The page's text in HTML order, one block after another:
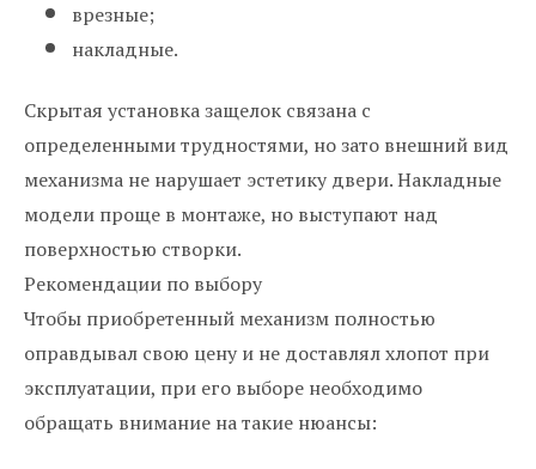
врезные;
накладные.
Скрытая установка защелок связана с
определенными трудностями, но зато внешний вид
механизма не нарушает эстетику двери. Накладные
модели проще в монтаже, но выступают над
поверхностью створки.
Рекомендации по выбору
Чтобы приобретенный механизм полностью
оправдывал свою цену и не доставлял хлопот при
эксплуатации, при его выборе необходимо
обращать внимание на такие нюансы: